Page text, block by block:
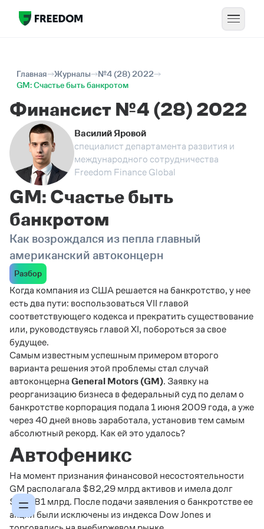
Главная Журналы
№4 (28) 2022
GM: Счастье быть банкротом
Финансист №4 (28) 2022
Василий Яровой
специалист департамента развития и
международного сотрудничества
Freedom Finance Global
GM: Счастье быть
банкротом
Как возрождался из пепла главный
американский автоконцерн
Разбор
Когда компания из США решается на банкротство, у нее
есть два пути: воспользоваться VII главой
соответствующего кодекса и прекратить существование
или, руководствуясь главой XI, побороться за свое
будущее.
Самым известным успешным примером второго
варианта решения этой проблемы стал случай
автоконцерна General Motors (GM). Заявку на
реорганизацию бизнеса в федеральный суд по делам о
банкротстве корпорация подала 1 июня 2009 года, а уже
через 40 дней вновь заработала, установив тем самым
абсолютный рекорд. Как ей это удалось?
Автофеникс
На момент признания финансовой несостоятельности
GM располагала $82,29 млрд активов и имела долг
$172,81 млрд. После подачи заявления о банкротстве ее
акции были исключены из индекса Dow Jones и